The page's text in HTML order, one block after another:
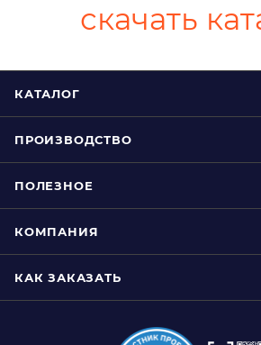
скачать
КАТАЛОГ
ПРОИЗВОДСТВО
ПОЛЕЗНОЕ
КОМПАНИЯ
КАК ЗАКАЗАТЬ